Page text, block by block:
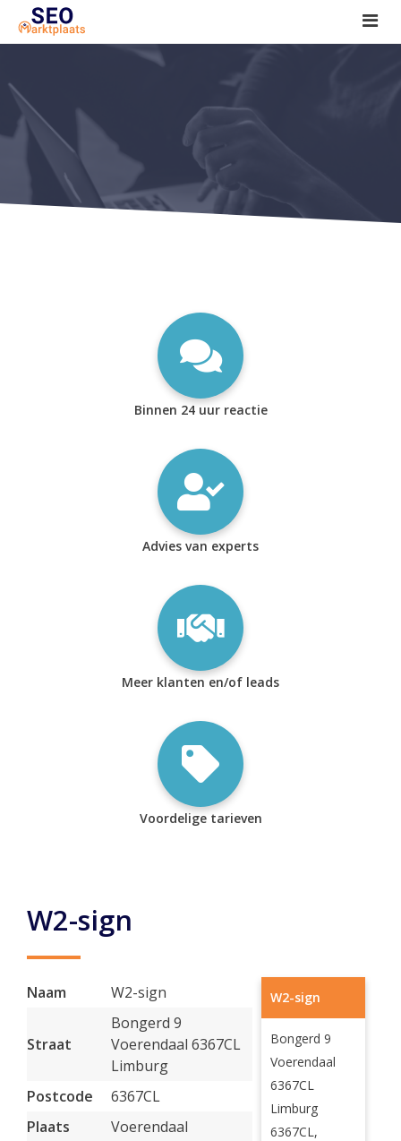
SEO tools reviews
Marketeer bij jou in de buurt?
Offerte
1. Seo voor beginners +
2. Onderzoeken +
Binnen 24 uur reactie
Advies van experts
Meer klanten en/of leads
Voordelige tarieven
W2-sign
Naam W2-sign
Straat
Bongerd 9
Voerendaal 6367CL
Limburg
Postcode
6367CL
Plaats
Voerendaal
W2-sign
Bongerd 9
Voerendaal
6367CL
Limburg
6367CL,